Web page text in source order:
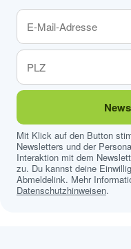
Mit Klick auf den Button
Newsletters und der
Interaktion mit dem
zu. Du kannst deine
Abmeldelink. Mehr
Datenschutzhinweisen.